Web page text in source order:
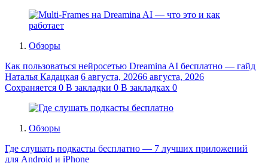
Обзоры
Как пользоваться нейросетью Dreamina AI бесплатно — гайд
Наталья Кадацкая 6 августа, 20266 августа, 2026
Сохраняется 0 В закладки 0 В закладках 0
Обзоры
Где слушать подкасты бесплатно — 7 лучших приложений
для Android и iPhone